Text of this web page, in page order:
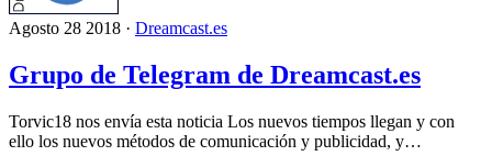
Agosto 28 2018 · Dreamcast.es
Grupo de Telegram de Dreamcast.es
Torvic18 nos envía esta noticia Los nuevos tiempos llegan y con
ello los nuevos métodos de comunicación y publicidad, y…